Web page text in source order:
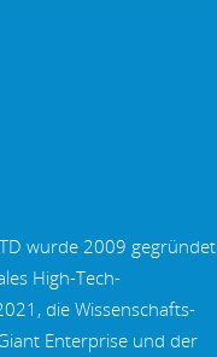
wurde 2009 gegründet
High-Tech-
die Wissenschafts-
Enterprise und der